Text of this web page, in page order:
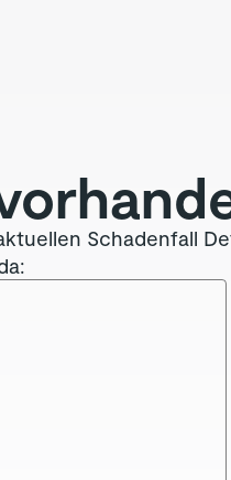
Schadenfall